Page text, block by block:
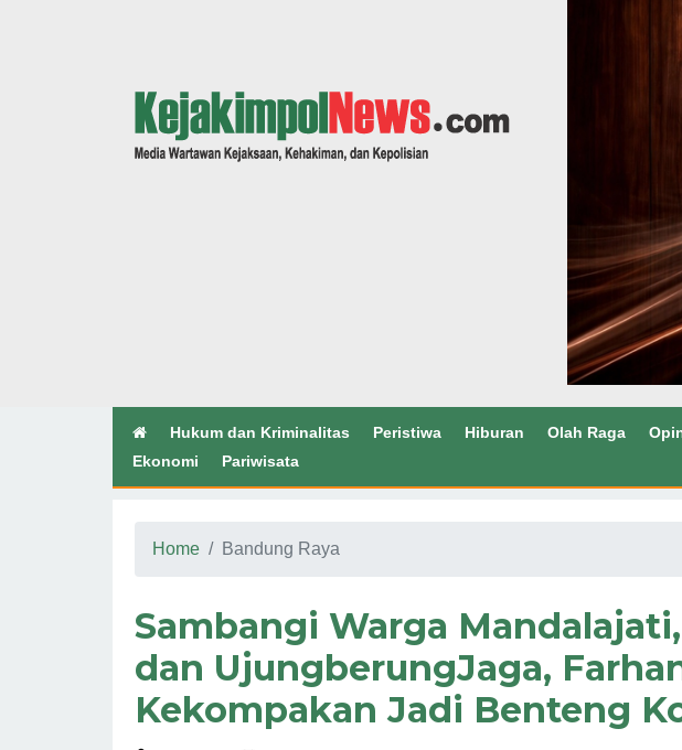
Hukum dan Kriminalitas Peristiwa Hiburan Olah Raga
Ekonomi
Pariwisata
Home Bandung Raya
Sambangi Warga
dan UjungberungJaga,
Kekompakan Jadi Benteng